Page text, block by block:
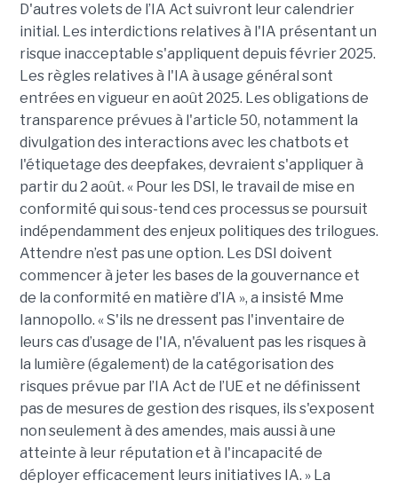
D'autres volets de l’IA Act suivront leur calendrier
initial. Les interdictions relatives à l'IA présentant un
risque inacceptable s'appliquent depuis février 2025.
Les règles relatives à l'IA à usage général sont
entrées en vigueur en août 2025. Les obligations de
transparence prévues à l'article 50, notamment la
divulgation des interactions avec les chatbots et
l'étiquetage des deepfakes, devraient s'appliquer à
partir du 2 août. « Pour les DSI, le travail de mise en
conformité qui sous-tend ces processus se poursuit
indépendamment des enjeux politiques des trilogues.
Attendre n’est pas une option. Les DSI doivent
commencer à jeter les bases de la gouvernance et
de la conformité en matière d’IA », a insisté Mme
Iannopollo. « S'ils ne dressent pas l'inventaire de
leurs cas d’usage de l'IA, n'évaluent pas les risques à
la lumière (également) de la catégorisation des
risques prévue par l’IA Act de l’UE et ne définissent
pas de mesures de gestion des risques, ils s'exposent
non seulement à des amendes, mais aussi à une
atteinte à leur réputation et à l'incapacité de
déployer efficacement leurs initiatives IA. » La